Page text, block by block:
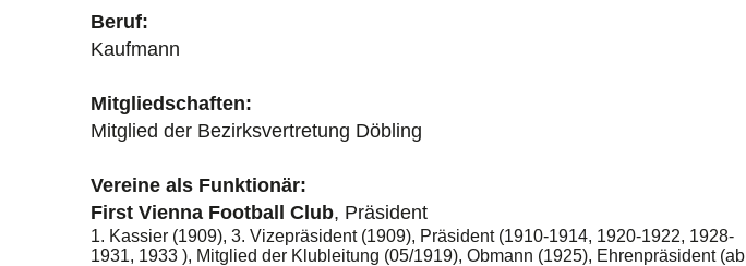
Beruf:
Kaufmann
Mitgliedschaften:
Mitglied der Bezirksvertretung Döbling
Vereine als Funktionär:
First Vienna Football Club, Präsident
1. Kassier (1909), 3. Vizepräsident (1909), Präsident (1910-1914, 1920-1922, 1928-
1931, 1933 ), Mitglied der Klubleitung (05/1919), Obmann (1925), Ehrenpräsident (ab